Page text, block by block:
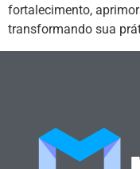
fortalecimento,
transformando sua